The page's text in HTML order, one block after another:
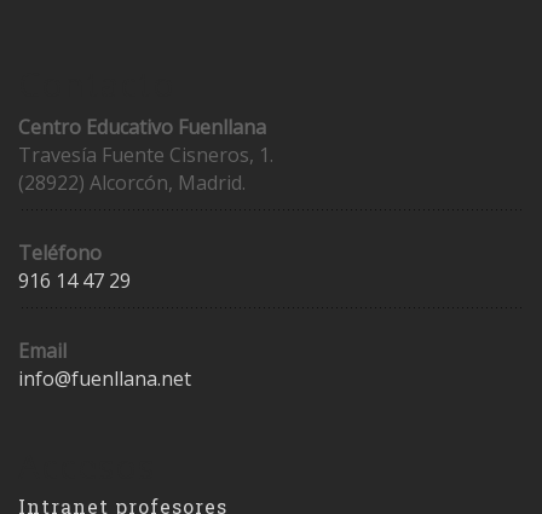
Centro Educativo Fuenllana
Travesía Fuente Cisneros, 1.
(28922) Alcorcón, Madrid.
Teléfono
916 14 47 29
Email
info@fuenllana.net
Intranet profesores